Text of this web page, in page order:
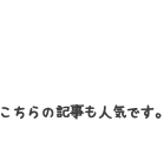
こちらの記事も人気です。